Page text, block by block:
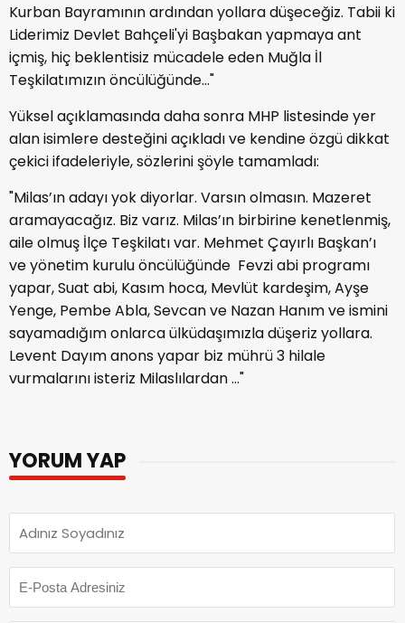
Kurban Bayramının ardından yollara düşeceğiz. Tabii ki
Liderimiz Devlet Bahçeli'yi Başbakan yapmaya ant
içmiş, hiç beklentisiz mücadele eden Muğla İl
Teşkilatımızın öncülüğünde…"
Yüksel açıklamasında daha sonra MHP listesinde yer
alan isimlere desteğini açıkladı ve kendine özgü dikkat
çekici ifadeleriyle, sözlerini şöyle tamamladı:
"Milas’ın adayı yok diyorlar. Varsın olmasın. Mazeret
aramayacağız. Biz varız. Milas’ın birbirine kenetlenmiş,
aile olmuş İlçe Teşkilatı var. Mehmet Çayırlı Başkan’ı
ve yönetim kurulu öncülüğünde Fevzi abi programı
yapar, Suat abi, Kasım hoca, Mevlüt kardeşim, Ayşe
Yenge, Pembe Abla, Sevcan ve Nazan Hanım ve ismini
sayamadığım onlarca ülküdaşımızla düşeriz yollara.
Levent Dayım anons yapar biz mührü 3 hilale
vurmalarını isteriz Milaslılardan ..."
YORUM YAP